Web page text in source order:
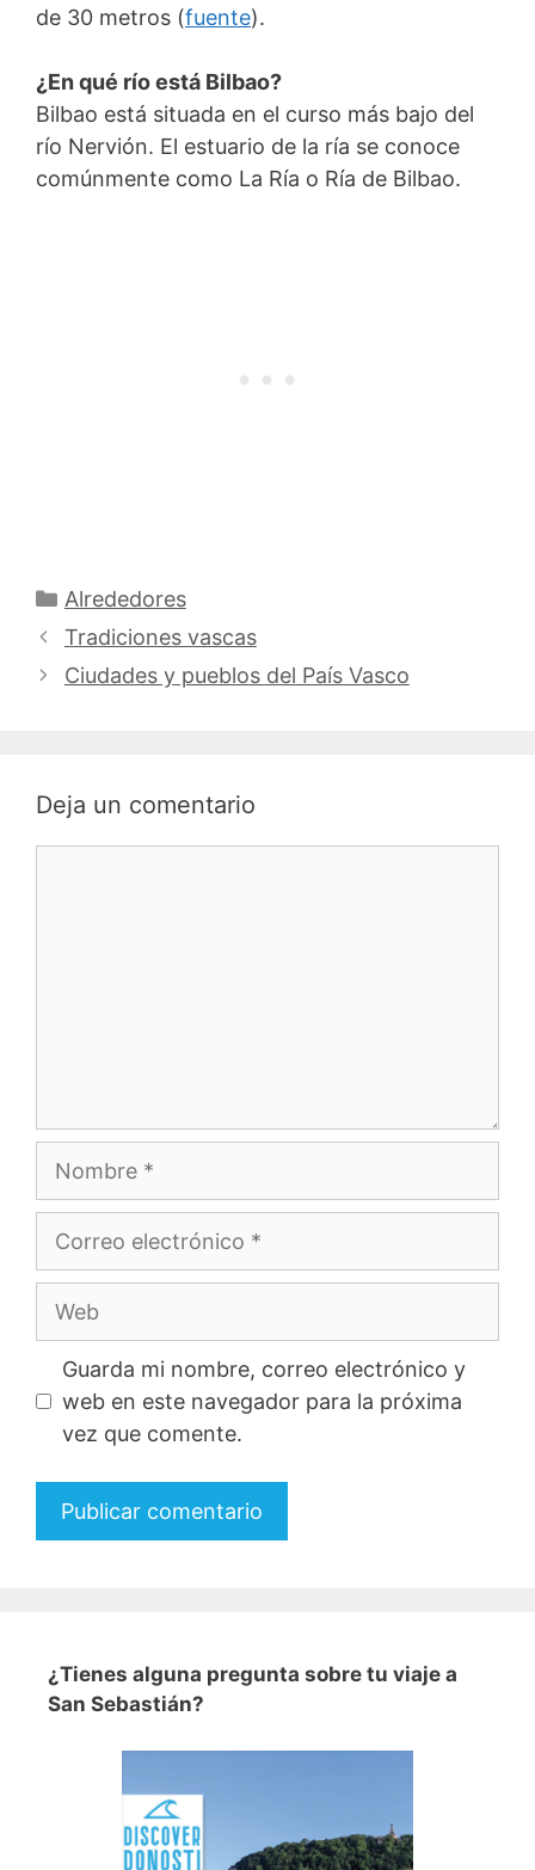
de 30 metros (fuente).
¿En qué río está Bilbao?
Bilbao está situada en el curso más bajo del
río Nervión. El estuario de la ría se conoce
comúnmente como La Ría o Ría de Bilbao.
Categorías
Alrededores
Tradiciones vascas
Ciudades y pueblos del País Vasco
Deja un comentario
Nombre
Correo
Web
Guarda mi nombre, correo electrónico y
web en este navegador para la próxima
vez que comente.
¿Tienes alguna pregunta sobre tu viaje a
San Sebastián?